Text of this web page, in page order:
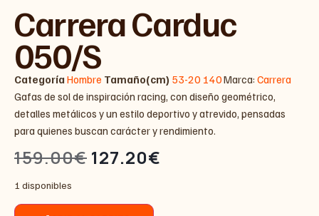
Carrera Carduc
050/S
Categoría Hombre Tamaño(cm) 53-20 140Marca: Carrera
Gafas de sol de inspiración racing, con diseño geométrico,
detalles metálicos y un estilo deportivo y atrevido, pensadas
para quienes buscan carácter y rendimiento.
159.00€ 127.20€
1 disponibles